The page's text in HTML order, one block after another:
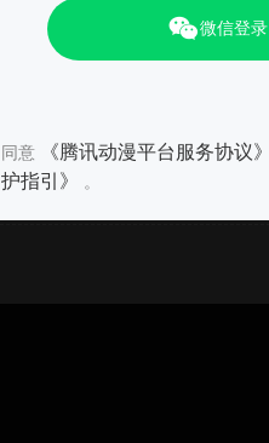
微信登录
同意 《腾讯动漫平台服务协议》
护指引》
。